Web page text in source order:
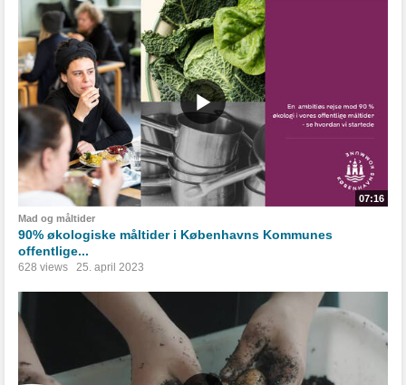
07:16
Mad og måltider
90% økologiske måltider i Københavns Kommunes
offentlige...
628 views 25. april 2023